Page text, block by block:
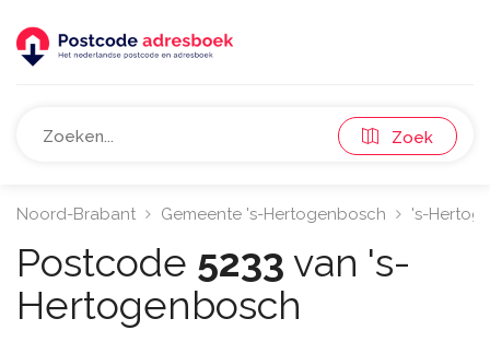
Zoek
Noord-Brabant Gemeente 's-Hertogenbosch 's-
Postcode 5233 van 's-
Hertogenbosch